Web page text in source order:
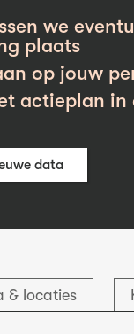
we
plaats
op jouw
actieplan
data
& locaties